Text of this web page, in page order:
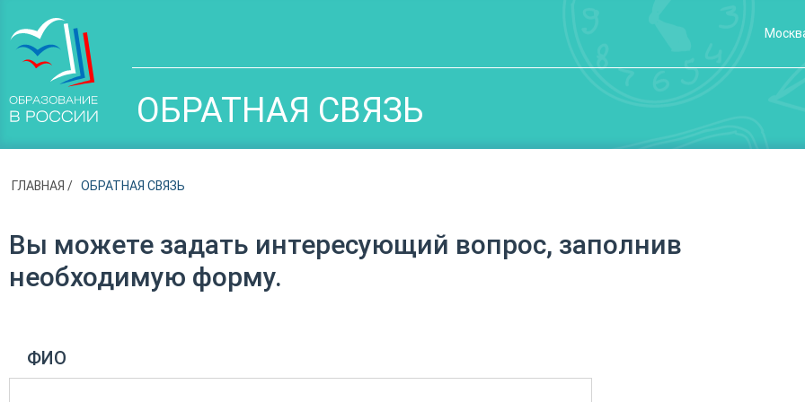
ОБРАТНАЯ СВЯЗЬ
ГЛАВНАЯ ОБРАТНАЯ СВЯЗЬ
Вы можете задать интересующий вопрос, заполнив
необходимую форму.
ФИО